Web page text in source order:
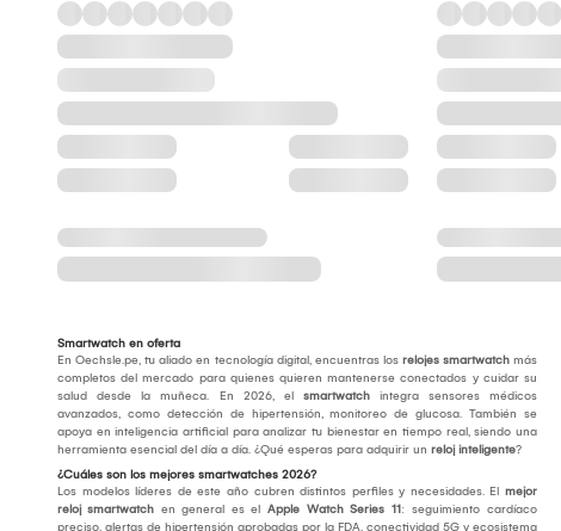
Smartwatch en oferta
En Oechsle.pe, tu aliado en tecnología digital, encuentras los relojes smartwatch más
completos del mercado para quienes quieren mantenerse conectados y cuidar su
salud desde la muñeca. En 2026, el smartwatch integra sensores médicos
avanzados, como detección de hipertensión, monitoreo de glucosa. También se
apoya en inteligencia artificial para analizar tu bienestar en tiempo real, siendo una
herramienta esencial del día a día. ¿Qué esperas para adquirir un reloj inteligente?
¿Cuáles son los mejores smartwatches 2026?
Los modelos líderes de este año cubren distintos perfiles y necesidades. El mejor
reloj smartwatch en general es el Apple Watch Series 11 : seguimiento cardíaco
preciso, alertas de hipertensión aprobadas por la FDA, conectividad 5G y ecosistema